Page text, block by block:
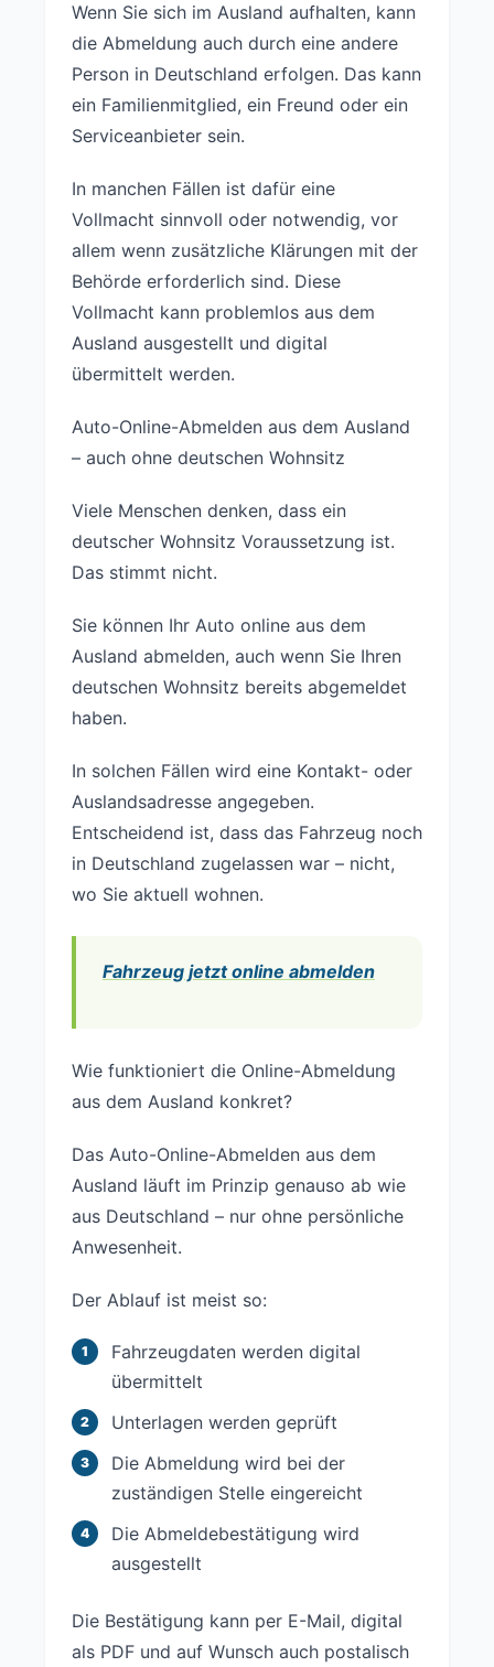
Wenn Sie sich im Ausland aufhalten, kann
die Abmeldung auch durch eine andere
Person in Deutschland erfolgen. Das kann
ein Familienmitglied, ein Freund oder ein
Serviceanbieter sein.
In manchen Fällen ist dafür eine
Vollmacht sinnvoll oder notwendig, vor
allem wenn zusätzliche Klärungen mit der
Behörde erforderlich sind. Diese
Vollmacht kann problemlos aus dem
Ausland ausgestellt und digital
übermittelt werden.
Auto-Online-Abmelden aus dem Ausland
– auch ohne deutschen Wohnsitz
Viele Menschen denken, dass ein
deutscher Wohnsitz Voraussetzung ist.
Das stimmt nicht.
Sie können Ihr Auto online aus dem
Ausland abmelden, auch wenn Sie Ihren
deutschen Wohnsitz bereits abgemeldet
haben.
In solchen Fällen wird eine Kontakt- oder
Auslandsadresse angegeben.
Entscheidend ist, dass das Fahrzeug noch
in Deutschland zugelassen war – nicht,
wo Sie aktuell wohnen.
Fahrzeug jetzt online abmelden
Wie funktioniert die Online-Abmeldung
aus dem Ausland konkret?
Das Auto-Online-Abmelden aus dem
Ausland läuft im Prinzip genauso ab wie
aus Deutschland – nur ohne persönliche
Anwesenheit.
Der Ablauf ist meist so:
Fahrzeugdaten werden digital
übermittelt
Unterlagen werden geprüft
Die Abmeldung wird bei der
zuständigen Stelle eingereicht
Die Abmeldebestätigung wird
ausgestellt
Die Bestätigung kann per E-Mail, digital
als PDF und auf Wunsch auch postalisch